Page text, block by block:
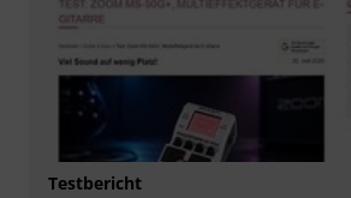
Testbericht